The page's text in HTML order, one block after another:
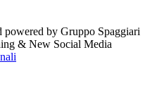
powered by Gruppo Spaggiari
& New Social Media